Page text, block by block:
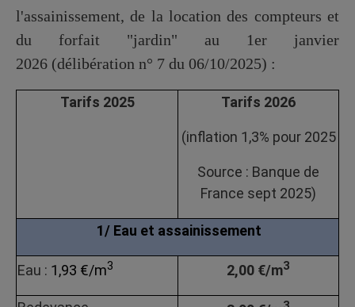
l'assainissement, de la location des compteurs et
du forfait "jardin" au 1er janvier
2026 (délibération n° 7 du 06/10/2025) :
Tarifs 2025 Tarifs 2026
(inflation 1,3% pour 2025
Source : Banque de
France sept 2025)
1/ Eau et assainissement
Eau : 1,93 €/m3 2,00 €/m3